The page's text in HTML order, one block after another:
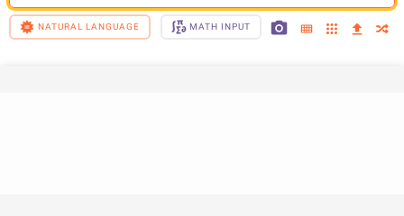
NATURAL LANGUAGE MATH INPUT